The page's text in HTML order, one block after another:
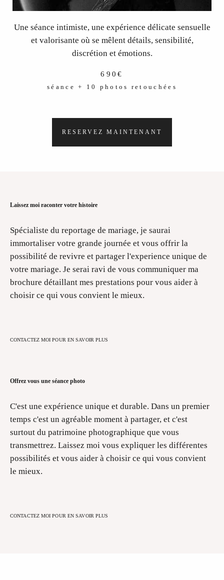
Une séance intimiste, une expérience délicate sensuelle
et valorisante où se mêlent détails, sensibilité,
discrétion et émotions.
690€
séance + 10 photos retouchées
RESERVEZ MAINTENANT
Laissez moi raconter votre histoire
Spécialiste du reportage de mariage, je saurai
immortaliser votre grande journée et vous offrir la
possibilité de revivre et partager l'experience unique de
votre mariage. Je serai ravi de vous communiquer ma
brochure détaillant mes prestations pour vous aider à
choisir ce qui vous convient le mieux.
CONTACTEZ MOI POUR EN SAVOIR PLUS
Offrez vous une séance photo
C'est une expérience unique et durable. Dans un premier
temps c'est un agréable moment à partager, et c'est
surtout du patrimoine photographique que vous
transmettrez. Laissez moi vous expliquer les différentes
possibilités et vous aider à choisir ce qui vous convient
le mieux.
CONTACTEZ MOI POUR EN SAVOIR PLUS